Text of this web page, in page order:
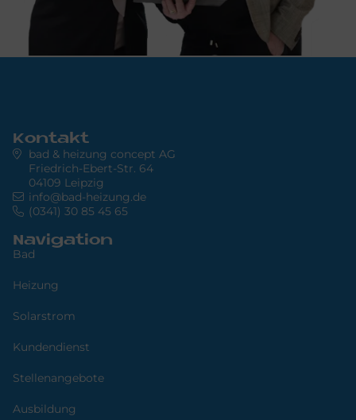
Kontakt
bad & heizung concept AG
Friedrich-Ebert-Str. 64
04109 Leipzig
info@bad-heizung.de
(0341) 30 85 45 65
Navigation
Bad
Heizung
Solarstrom
Kundendienst
Stellenangebote
Ausbildung